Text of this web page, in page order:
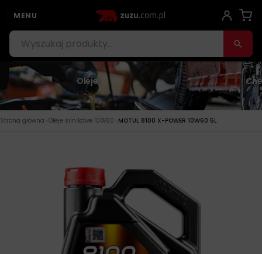
MENU
Oleje
Strona główna › Oleje silnikowe 10W60 › MOTUL 8100 X-POWER 10W60 5L